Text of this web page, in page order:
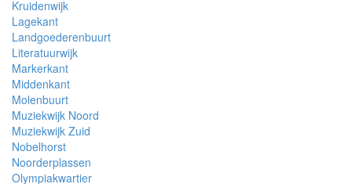
Kruidenwijk
Lagekant
Landgoederenbuurt
Literatuurwijk
Markerkant
Middenkant
Molenbuurt
Muziekwijk Noord
Muziekwijk Zuid
Nobelhorst
Noorderplassen
Olympiakwartier